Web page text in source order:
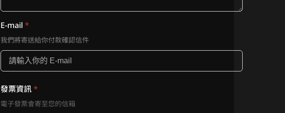
E-mail *
我們將寄送給你付款確認信件
發票資訊*
電子發票會寄至您的信箱